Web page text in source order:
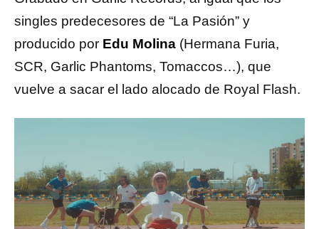
singles predecesores de “La Pasión” y
producido por Edu Molina (Hermana Furia,
SCR, Garlic Phantoms, Tomaccos…), que
vuelve a sacar el lado alocado de Royal Flash.